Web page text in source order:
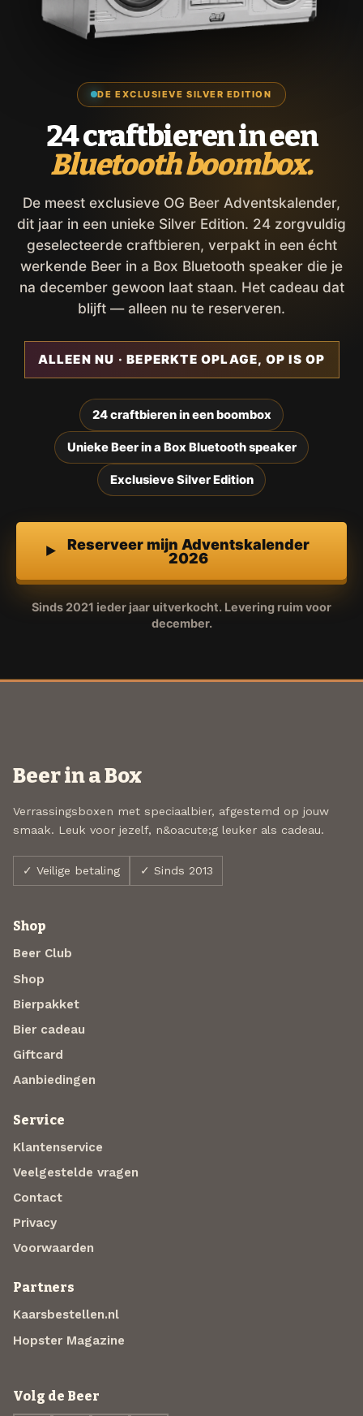
DE EXCLUSIEVE SILVER EDITION
24 craftbieren in een
Bluetooth boombox.
De meest exclusieve OG Beer Adventskalender,
dit jaar in een unieke Silver Edition. 24 zorgvuldig
geselecteerde craftbieren, verpakt in een écht
werkende Beer in a Box Bluetooth speaker die je
na december gewoon laat staan. Het cadeau dat
blijft — alleen nu te reserveren.
ALLEEN NU · BEPERKTE OPLAGE, OP IS OP
24 craftbieren in een boombox
Unieke Beer in a Box Bluetooth speaker
Exclusieve Silver Edition
Reserveer mijn Adventskalender
2026
Sinds 2021 ieder jaar uitverkocht. Levering ruim voor
december.
Beer in a Box
Verrassingsboxen met speciaalbier, afgestemd op jouw
smaak. Leuk voor jezelf, n&oacute;g leuker als cadeau.
✓ Veilige betaling ✓ Sinds 2013
Shop
Beer Club
Shop
Bierpakket
Bier cadeau
Giftcard
Aanbiedingen
Service
Klantenservice
Veelgestelde vragen
Contact
Privacy
Voorwaarden
Partners
Kaarsbestellen.nl
Hopster Magazine
Volg de Beer